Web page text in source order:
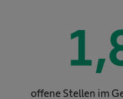
offene Stellen im